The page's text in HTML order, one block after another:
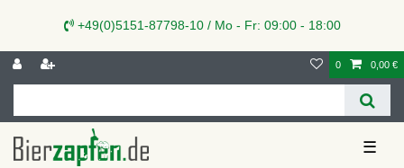
+49(0)5151-87798-10 / Mo - Fr: 09:00 - 18:00
0 0,00 €
☰